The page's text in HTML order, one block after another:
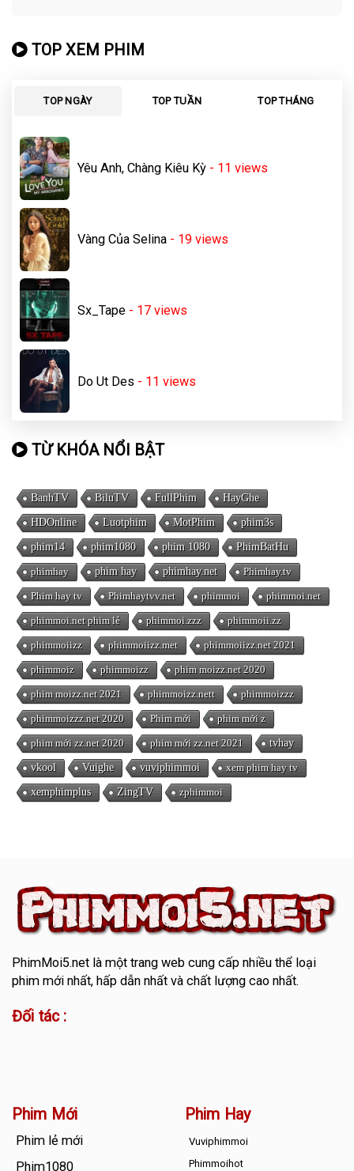
TOP XEM PHIM
TOP NGÀY TOP TUẦN TOP THÁNG
Yêu Anh, Chàng Kiêu Kỳ - 11 views
Vàng Của Selina - 19views
Sx_Tape - 17views
Do Ut Des - 11 views
TỪ KHÓA NỔI BẬT
BanhTV BiluTV FullPhim HayGhe
HDOnline Luotphim MotPhim phim3s
phim14 phim1080 phim 1080 PhimBatHu
phimhay phim hay phimhay.net Phimhay.tv
Phim hay tv Phimhaytvv.net phimmoi phimmoi.net
phimmoi.net phim lẻ phimmoi.zzz phimmoii.zz
phimmoiizz phimmoiizz.met phimmoiizz.net 2021
phimmoiz phimmoizz phim moizz.net 2020
phim moizz.net 2021 phimmoizz.nett phimmoizzz
phimmoizzz.net 2020 Phim mới phim mới z
phim mới zz.net 2020 phim mới zz.net 2021 tvhay
vkool Vuighe vuviphimmoi xem phim hay tv
xemphimplus ZingTV zphimmoi
PhimMoi5.netlà một trang web cung cấp nhiều thể loại
phim mới nhất, hấp dẫn nhất và chất lượng cao nhất.
Đối tác :
Phim Mới
Phim lẻ mới
Phim1080
Phim Hay
Vuviphimmoi
Phimmoihot